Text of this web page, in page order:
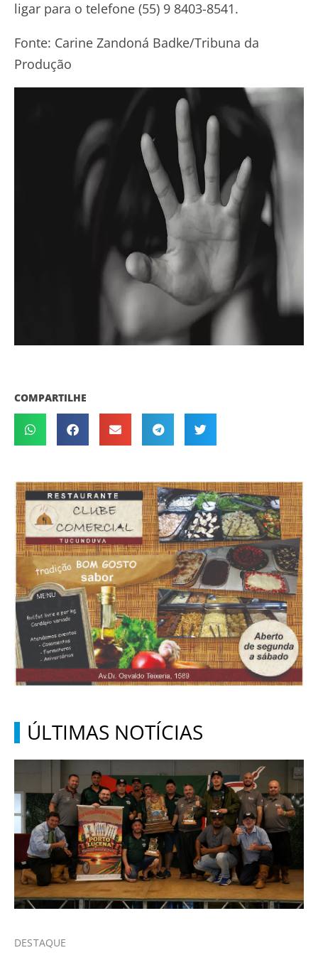
ligar para o telefone (55) 9 8403-8541.
Fonte: Carine Zandoná Badke/Tribuna da
Produção
COMPARTILHE
ÚLTIMAS NOTÍCIAS
DESTAQUE